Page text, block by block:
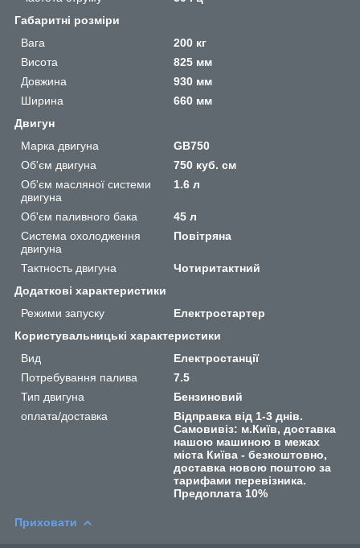
Габаритні розміри
Вага
200 кг
Висота
825 мм
Довжина
930 мм
Ширина
660 мм
Двигун
Марка двигуна
GB750
Об'єм двигуна
750 куб. см
Об'єм масляної системи
двигуна
1.6 л
Об'єм паливного бака
45 л
Система охолодження
двигуна
Повітряна
Тактность двигуна
Чотиритактний
Додаткові характеристики
Режими запуску
Електростартер
Користувальницькі характеристики
Вид
Електростанції
Потребування палива
7.5
Тип двигуна
Бензиновий
оплата/доставка
Відправка від 1-3 днів.
Самовивіз: м.Київ, доставка
нашою машиною в межах
міста Київа - безкоштовно,
доставка новою поштою за
тарифами перевізника.
Предоплата 10%
Приховати